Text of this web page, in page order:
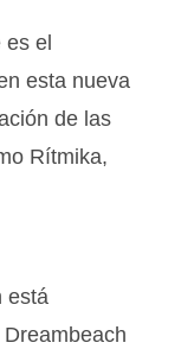
el
esta nueva
de las
Rítmika,
está